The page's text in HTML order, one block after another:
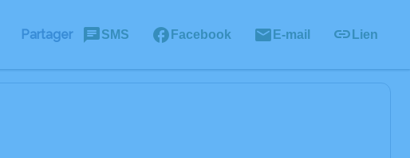
Partager SMS Facebook E-mail Lien